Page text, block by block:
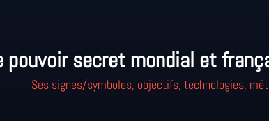
pouvoir secret mondial et
Ses signes/symboles, objectifs, technologies,